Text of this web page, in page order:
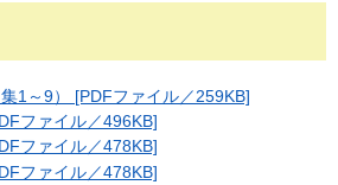
1～9） [PDFファイル／259KB]
ファイル／496KB]
ファイル／478KB]
ファイル／478KB]